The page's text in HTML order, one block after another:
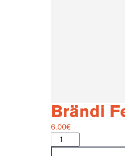
Brändi
6.00€
Brändi
Fernando